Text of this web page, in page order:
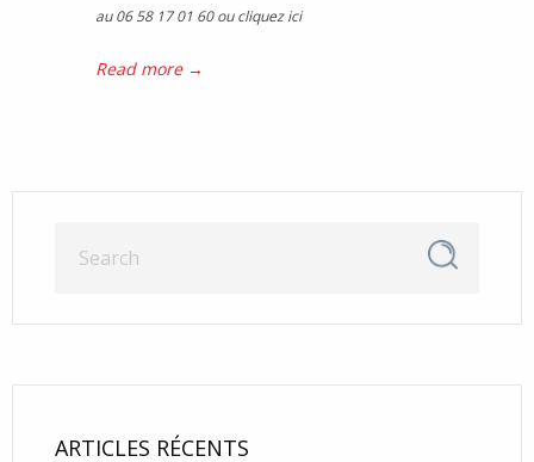
au 06 58 17 01 60 ou cliquez ici
Read more →
ARTICLES RÉCENTS